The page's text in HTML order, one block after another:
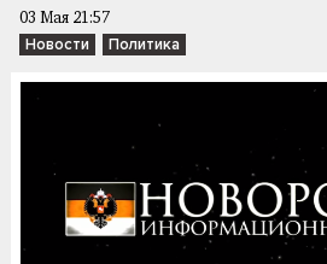
03 Мая 21:57
Новости Политика